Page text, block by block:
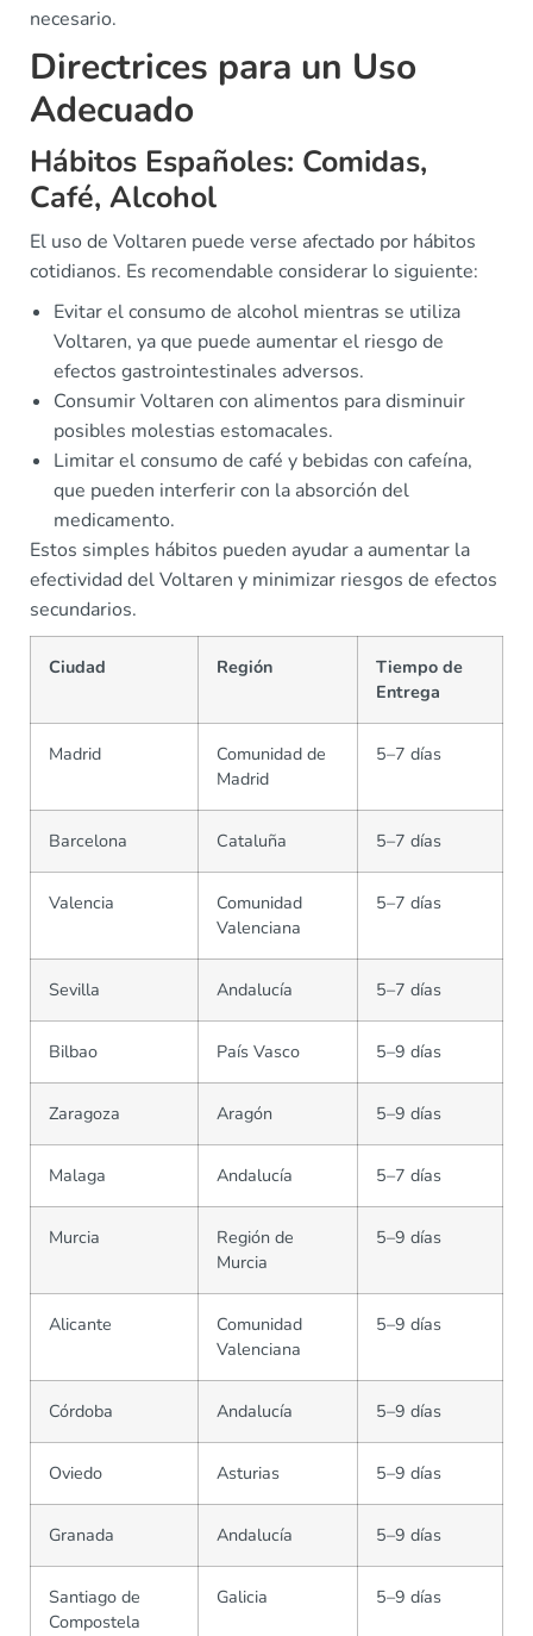
necesario.
Directrices para un Uso
Adecuado
Hábitos Españoles: Comidas,
Café, Alcohol
El uso de Voltaren puede verse afectado por hábitos
cotidianos. Es recomendable considerar lo siguiente:
Evitar el consumo de alcohol mientras se utiliza
Voltaren, ya que puede aumentar el riesgo de
efectos gastrointestinales adversos.
Consumir Voltaren con alimentos para disminuir
posibles molestias estomacales.
Limitar el consumo de café y bebidas con cafeína,
que pueden interferir con la absorción del
medicamento.
Estos simples hábitos pueden ayudar a aumentar la
efectividad del Voltaren y minimizar riesgos de efectos
secundarios.
Ciudad Región
Tiempo de
Entrega
Madrid
Comunidad de
Madrid
5–7 días
Barcelona Cataluña 5–7 días
Valencia
Comunidad
Valenciana
5–7 días
Sevilla Andalucía 5–7 días
Bilbao País Vasco 5–9 días
Zaragoza Aragón 5–9 días
Malaga Andalucía 5–7 días
Murcia
Región de
Murcia
5–9 días
Alicante
Comunidad
Valenciana
5–9 días
Córdoba Andalucía 5–9 días
Oviedo Asturias 5–9 días
Granada Andalucía 5–9 días
Santiago de
Compostela
Galicia 5–9 días